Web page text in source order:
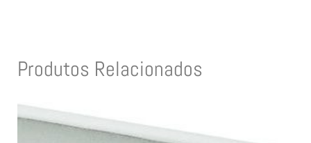
Produtos Relacionados